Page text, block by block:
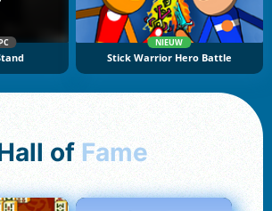
NIEUW
Stick Warrior Hero Battle
Hall of Fame